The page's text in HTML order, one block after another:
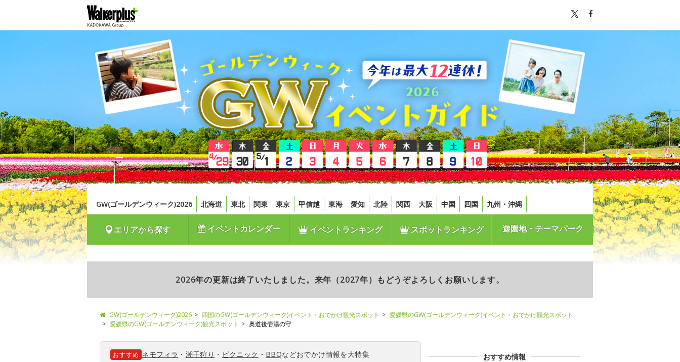
GW(ゴールデンウィーク)2026 北海道 東北 関東 東京 甲信越 東海 愛知 北陸 関西 大阪 中国 四国 九州・沖縄
エリアから探す イベントカレンダー イベントランキング スポットランキング 遊園地・テーマパーク
2026年の更新は終了いたしました。来年（2027年）もどうぞよろしくお願いします。
GW(ゴールデンウィーク)2026 四国のGW(ゴールデンウィーク)イベント・おでかけ観光スポット
愛媛県のGW(ゴールデンウィーク)イベント・おでかけ観光スポット
愛媛県のGW(ゴールデンウィーク)観光スポット
奥道後壱湯の守
おすすめ ネモフィラ ・ 潮干狩り ・ ピクニック ・ BBQなどおでかけ情報を大特集 おすすめ情報